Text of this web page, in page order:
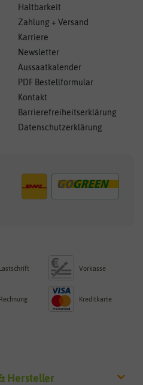
Haltbarkeit
Zahlung + Versand
Karriere
Newsletter
Aussaatkalender
PDF Bestellformular
Kontakt
Barrierefreiheitserklärung
Datenschutzerklärung
Lastschrift Vorkasse
Rechnung Kreditkarte
Hersteller